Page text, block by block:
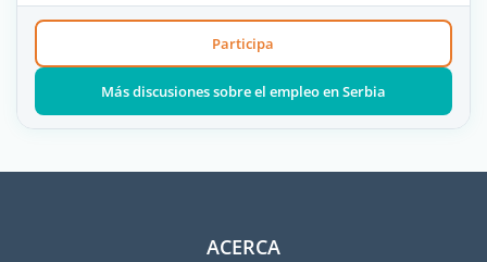
Participa
Más discusiones sobre el empleo en Serbia
ACERCA